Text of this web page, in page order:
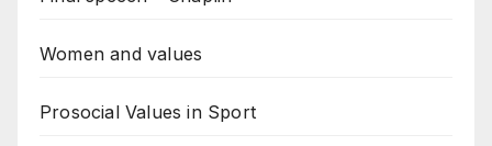
Women and values
Prosocial Values in Sport